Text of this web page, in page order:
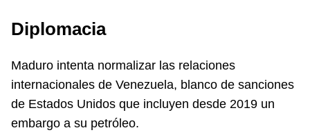
Diplomacia
Maduro intenta normalizar las relaciones
internacionales de Venezuela, blanco de sanciones
de Estados Unidos que incluyen desde 2019 un
embargo a su petróleo.